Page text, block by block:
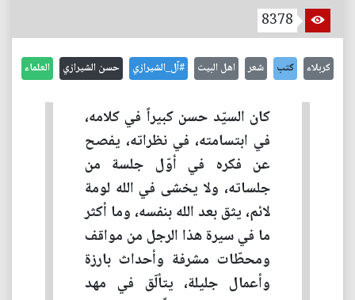
8378
كربلاء كتب شعر اهل البيت #آل_الشيرازي حسن الشيرازي العلماء
كان السيّد حسن كبيراً في كلامه،
في ابتسامته، في نظراته، يفصح
عن فكره في أوّل جلسة من
جلساته، ولا يخشى في الله لومة
لائم، يثق بعد الله بنفسه، وما أكثر
ما في سيرة هذا الرجل من مواقف
ومحطّات مشرفة وأحداث بارزة
وأعمال جليلة، يتألّق في مهد